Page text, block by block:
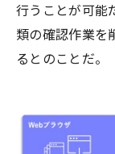
行うことが可能
類の確認作業を
るとのことだ。